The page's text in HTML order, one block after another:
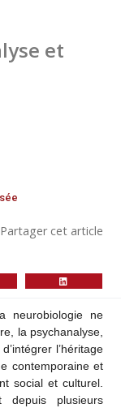
et
Partager cet article
neurobiologie ne
la psychanalyse,
l’héritage
contemporaine et
social et culturel.
depuis plusieurs